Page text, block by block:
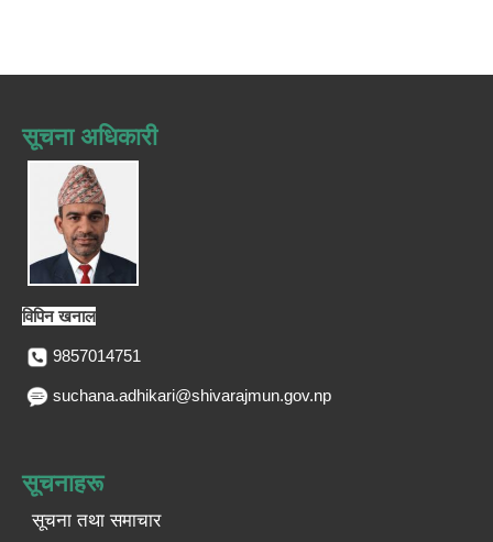
सूचना अधिकारी
विपिन खनाल
9857014751
suchana.adhikari@shivarajmun.gov.np
सूचनाहरू
सूचना तथा समाचार